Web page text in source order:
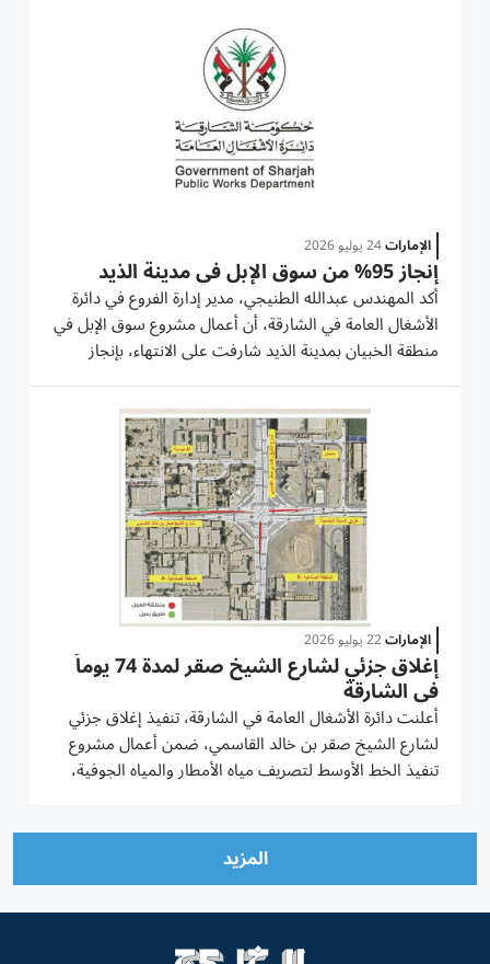
الإمارات24 يوليو 2026
إنجاز 95% من سوق الإبل في مدينة الذيد
أكد المهندس عبدالله الطنيجي، مدير إدارة الفروع في دائرة
الأشغال العامة في الشارقة، أن أعمال مشروع سوق الإبل في
منطقة الخبيان بمدينة الذيد شارفت على الانتهاء، بإنجاز
95%، ليقترب السوق من بدء تشغيله كأحد أهم المشاريع
الداعمة للأنشطة التراثية والاقتصادية في المنطقة، على...
الإمارات22 يوليو 2026
إغلاق جزئي لشارع الشيخ صقر لمدة 74 يوماً
في الشارقة
أعلنت دائرة الأشغال العامة في الشارقة، تنفيذ إغلاق جزئي
لشارع الشيخ صقر بن خالد القاسمي، ضمن أعمال مشروع
تنفيذ الخط الأوسط لتصريف مياه الأمطار والمياه الجوفية،
المزيد